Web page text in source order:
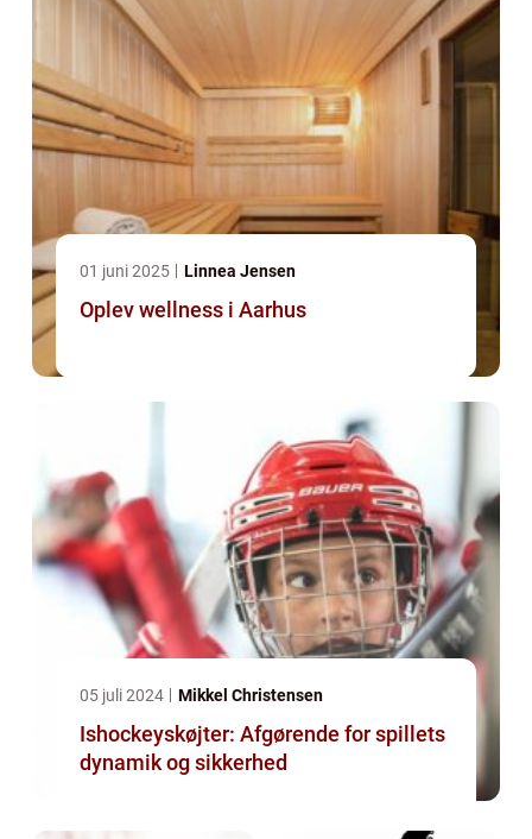
01 juni 2025 Linnea Jensen
Oplev wellness i Aarhus
05 juli 2024 Mikkel Christensen
Ishockeyskøjter: Afgørende for spillets
dynamik og sikkerhed